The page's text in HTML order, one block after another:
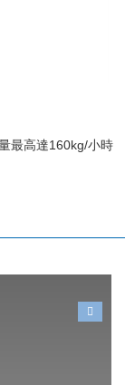
最高達160kg/小時